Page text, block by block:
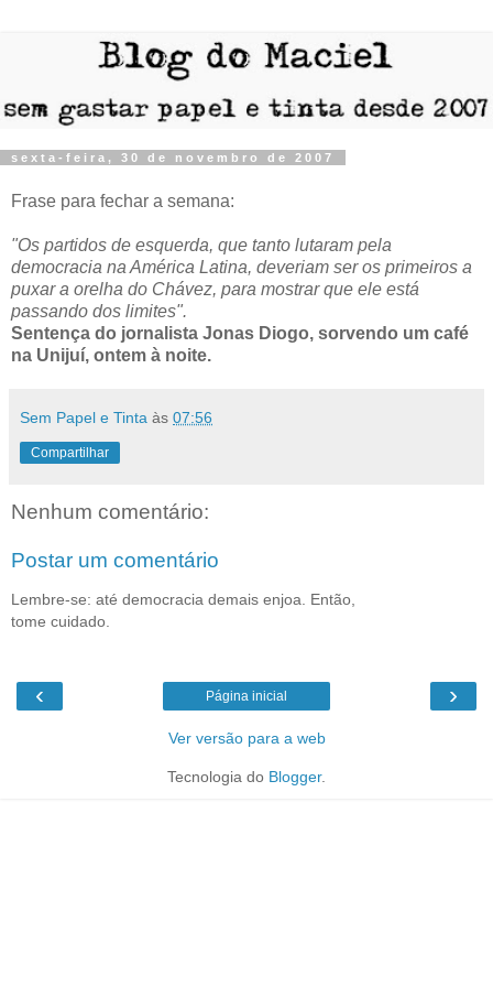
sexta-feira, 30 de novembro de 2007
Frase para fechar a semana:
"Os partidos de esquerda, que tanto lutaram pela
democracia na América Latina, deveriam ser os primeiros a
puxar a orelha do Chávez, para mostrar que ele está
passando dos limites".
Sentença do jornalista Jonas Diogo, sorvendo um café
na Unijuí, ontem à noite.
Sem Papel e Tinta às 07:56
Compartilhar
Nenhum comentário:
Postar um comentário
Lembre-se: até democracia demais enjoa. Então,
tome cuidado.
‹ ›
Página inicial
Ver versão para a web
Tecnologia do Blogger.